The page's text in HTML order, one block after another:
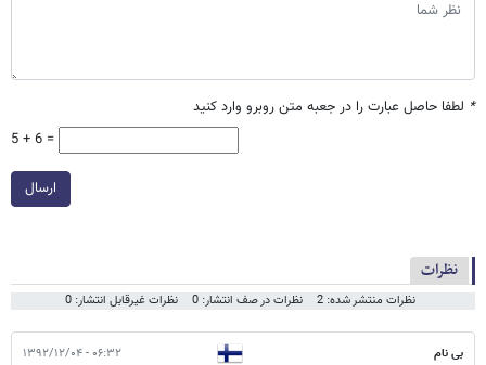
* لطفا حاصل عبارت را در جعبه متن روبرو وارد کنید
5 + 6 =
ارسال
نظرات
نظرات منتشر شده: 2 نظرات در صف انتشار: 0 نظرات غیرقابل انتشار: 0
بی نام ۰۶:۳۲ - ۱۳۹۲/۱۲/۰۴